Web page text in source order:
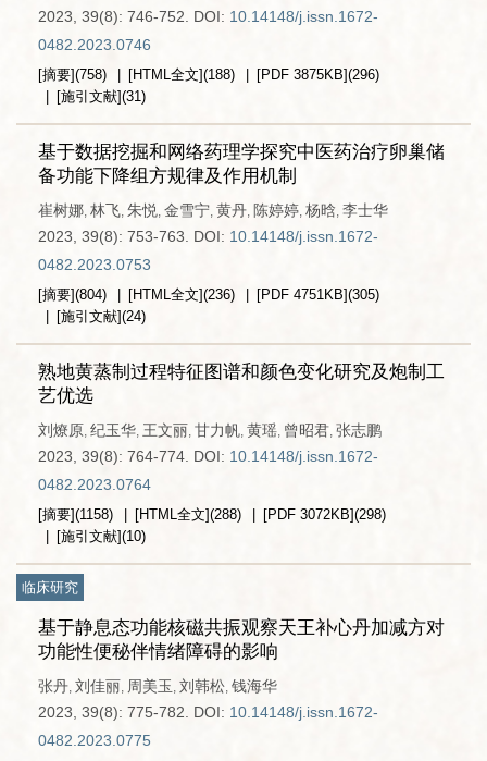
2023, 39(8): 746-752.
DOI: 10.14148/j.issn.1672-
0482.2023.0746
[摘要](758) [HTML全文](188) [PDF 3875KB](296)
[施引文献](31)
基于数据挖掘和网络药理学探究中医药治疗卵巢储
备功能下降组方规律及作用机制
崔树娜, 林飞, 朱悦, 金雪宁, 黄丹, 陈婷婷, 杨晗, 李士华
2023, 39(8): 753-763.
DOI: 10.14148/j.issn.1672-
0482.2023.0753
[摘要](804) [HTML全文](236) [PDF 4751KB](305)
[施引文献](24)
熟地黄蒸制过程特征图谱和颜色变化研究及炮制工
艺优选
刘燎原, 纪玉华, 王文丽, 甘力帆, 黄瑶, 曾昭君, 张志鹏
2023, 39(8): 764-774. DOI: 10.14148/j.issn.1672-
0482.2023.0764
[摘要](1158) [HTML全文](288) [PDF 3072KB](298)
[施引文献](10)
临床研究
基于静息态功能核磁共振观察天王补心丹加减方对
功能性便秘伴情绪障碍的影响
张丹, 刘佳丽, 周美玉 , 刘韩松, 钱海华
2023, 39(8): 775-782.
DOI: 10.14148/j.issn.1672-
0482.2023.0775